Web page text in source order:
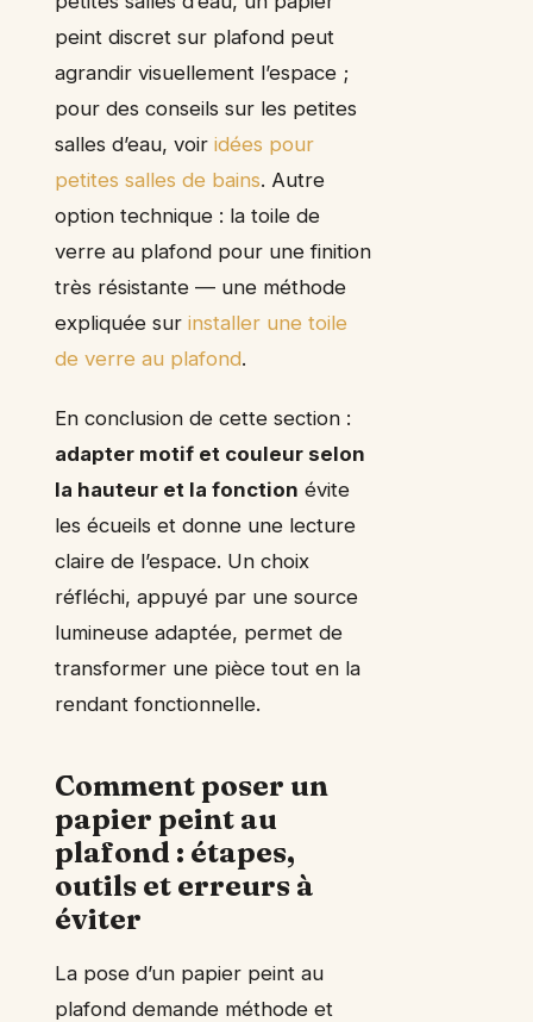
peint discret sur plafond peut
agrandir visuellement l’espace ;
pour des conseils sur les petites
salles d’eau, voir idées pour
petites salles de bains. Autre
option technique : la toile de
verre au plafond pour une finition
très résistante — une méthode
expliquée sur installer une toile
de verre au plafond.
En conclusion de cette section :
adapter motif et couleur selon
la hauteur et la fonction évite
les écueils et donne une lecture
claire de l’espace. Un choix
réfléchi, appuyé par une source
lumineuse adaptée, permet de
transformer une pièce tout en la
rendant fonctionnelle.
Comment poser un
papier peint au
plafond : étapes,
outils et erreurs à
éviter
La pose d’un papier peint au
plafond demande méthode et